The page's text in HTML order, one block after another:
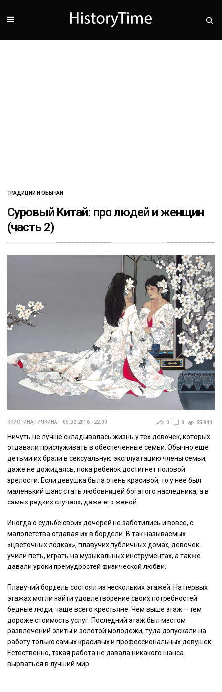
ТРАДИЦИИ И ОБЫЧАИ
Суровый Китай: про людей и женщин
(часть 2)
КРИСТИНА ГИЧКИНА 05.02.2016 - 22:00 0 0 25 844
Ничуть не лучше складывалась жизнь у тех девочек, которых
отдавали прислуживать в обеспеченные семьи. Обычно еще
детьми их брали в сексуальную эксплуатацию члены семьи,
даже не дожидаясь, пока ребенок достигнет половой
зрелости. Если девушка была очень красивой, то у нее был
маленький шанс стать любовницей богатого наследника, а в
самых редких случаях, даже его женой.
Иногда о судьбе своих дочерей не заботились и вовсе, с
малолетства отдавая их в бордели. В так называемых
«цветочных лодках», плавучих публичных домах, девочек
учили петь, играть на музыкальных инструментах, а также
давали уроки премудростей физической любви.
Плавучий бордель состоял из нескольких этажей. На первых
этажах могли найти удовлетворение своих потребностей
бедные люди, чаще всего крестьяне. Чем выше этаж – тем
дороже стоимость услуг. Последний этаж был местом
развлечений элиты и золотой молодежи, туда допускали на
работу только самых красивых и профессиональных девушек.
Естественно, такая работа не давала никакого шанса
вырваться в лучший мир.